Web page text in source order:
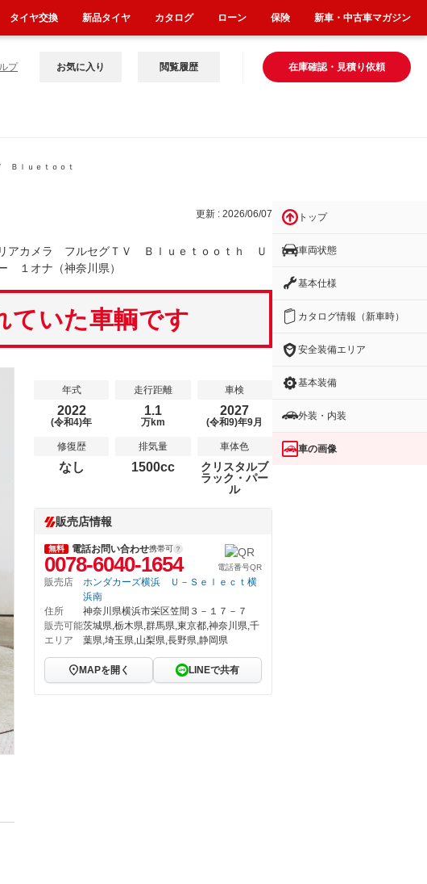
プ 在庫確認・見積り依頼
お気に入り 閲覧履歴
Ｂｌｕｅｔｏｏｔ
更新 : 2026/06/07
アカメラ フルセグＴＶ Ｂｌｕｅｔｏｏｔｈ Ｕ
１オナ（神奈川県）
ていた車輌です
年式
2022
(令和4)年
走行距離
1.1
万km
車検
2027
(令和9)年9月
修復歴
なし
排気量
1500cc
車体色
クリスタルブ
ラック・パー
ル
販売店情報
無料 電話お問い合わせ携帯可
0078-6040-1654 電話番号QR
販売店
ホンダカーズ横浜 Ｕ－Ｓｅｌｅｃｔ横
浜南
住所
神奈川県横浜市栄区笠間３－１７－７
販売可能
エリア
茨城県,栃木県,群馬県,東京都,神奈川県,千
葉県,埼玉県,山梨県,長野県,静岡県
MAPを開く LINEで共有
トップ
車両状態
基本仕様
カタログ情報（新車時）
安全装備エリア
基本装備
外装・内装
車の画像
タイヤ交換 新品タイヤ カタログ ローン 保険 新車・中古車マガジン